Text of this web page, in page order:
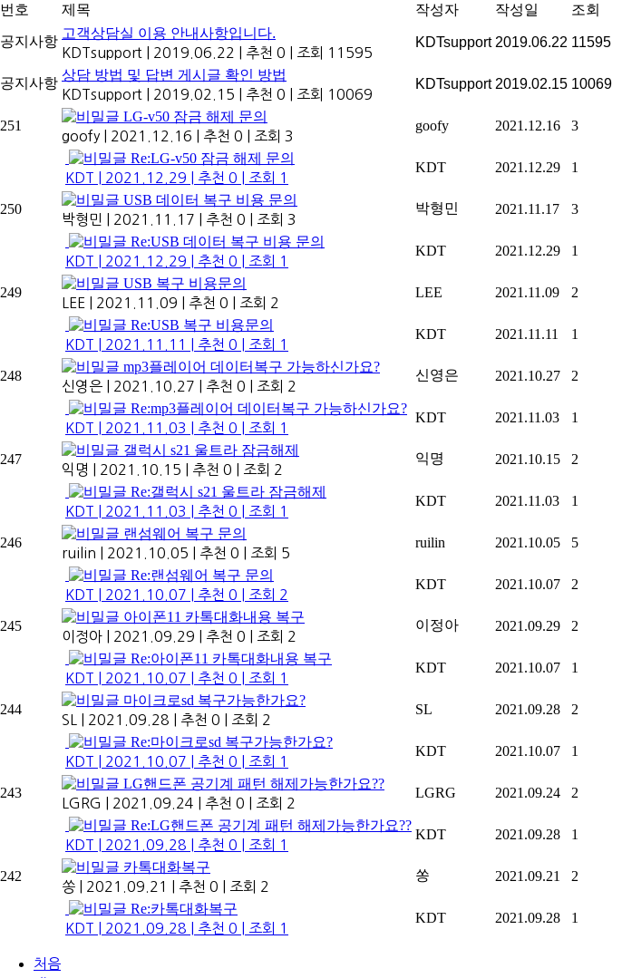
번호
제목 작성자 작성일 조회
공지사항
고객상담실 이용 안내사항입니다.
KDTsupport 2019.06.22 추천 0 조회 11595
KDTsupport 2019.06.22 11595
공지사항
상담 방법 및 답변 게시글 확인 방법
KDTsupport 2019.02.15 추천 0 조회 10069
KDTsupport 2019.02.15 10069
251
LG-v50 잠금 해제 문의
goofy 2021.12.16 추천 0 조회 3
goofy 2021.12.16 3
Re:LG-v50 잠금 해제 문의
KDT 2021.12.29 추천 0 조회 1
KDT 2021.12.29 1
250
USB 데이터 복구 비용 문의
박형민 2021.11.17 추천 0 조회 3
박형민 2021.11.17 3
Re:USB 데이터 복구 비용 문의
KDT 2021.12.29 추천 0 조회 1
KDT 2021.12.29 1
249
USB 복구 비용문의
LEE 2021.11.09 추천 0 조회 2
LEE 2021.11.09 2
Re:USB 복구 비용문의
KDT 2021.11.11 추천 0 조회 1
KDT 2021.11.11 1
248
mp3플레이어 데이터복구 가능하신가요?
신영은 2021.10.27 추천 0 조회 2
신영은 2021.10.27 2
Re:mp3플레이어 데이터복구 가능하신가요?
KDT 2021.11.03 추천 0 조회 1
KDT 2021.11.03 1
247
갤럭시 s21 울트라 잠금해제
익명 2021.10.15 추천 0 조회 2
익명 2021.10.15 2
Re:갤럭시 s21 울트라 잠금해제
KDT 2021.11.03 추천 0 조회 1
KDT 2021.11.03 1
246
랜섬웨어 복구 문의
ruilin 2021.10.05 추천 0 조회 5
ruilin 2021.10.05 5
Re:랜섬웨어 복구 문의
KDT 2021.10.07 추천 0 조회 2
KDT 2021.10.07 2
245
아이폰11 카톡대화내용 복구
이정아 2021.09.29 추천 0 조회 2
이정아 2021.09.29 2
Re:아이폰11 카톡대화내용 복구
KDT 2021.10.07 추천 0 조회 1
KDT 2021.10.07 1
244
마이크로sd 복구가능한가요?
SL 2021.09.28 추천 0 조회 2
SL 2021.09.28 2
Re:마이크로sd 복구가능한가요?
KDT 2021.10.07 추천 0 조회 1
KDT 2021.10.07 1
243
LG핸드폰 공기계 패턴 해제가능한가요??
LGRG 2021.09.24 추천 0 조회 2
LGRG 2021.09.24 2
Re:LG핸드폰 공기계 패턴 해제가능한가요??
KDT 2021.09.28 추천 0 조회 1
KDT 2021.09.28 1
242
카톡대화복구
쏭 2021.09.21 추천 0 조회 2
쏭 2021.09.21 2
Re:카톡대화복구
KDT 2021.09.28 추천 0 조회 1
KDT 2021.09.28 1
처음